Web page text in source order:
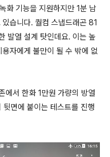
화 기능을 지원하지만 1분 남
습니다. 퀄컴 스냅드래곤 81
발열 설계 탓인데요. 이는 높
자에게 불만이 될 수 밖에 없
에서 한화 1만원 가량의 방열
면에 붙이는 테스트를 진행